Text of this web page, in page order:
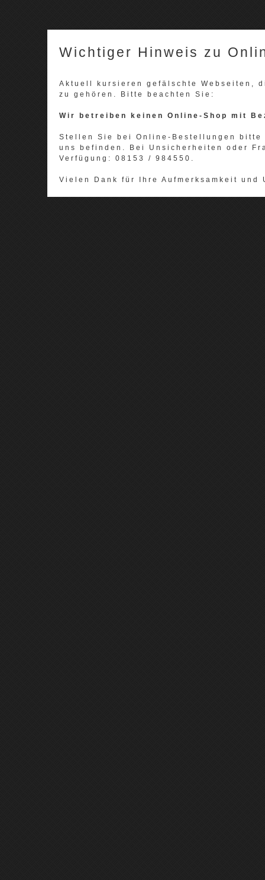
Wichtiger Hinweis zu
Aktuell kursieren gefälschte Webseiten,
zu gehören. Bitte beachten Sie:
Wir betreiben keinen Online-Shop mit
Stellen Sie bei Online-Bestellungen
uns befinden. Bei Unsicherheiten oder
Verfügung: 08153 / 984550.
Vielen Dank für Ihre Aufmerksamkeit und